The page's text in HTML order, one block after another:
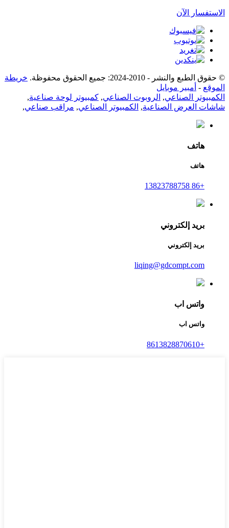
الاستفسار الآن
© حقوق الطبع والنشر - 2010-2024: جميع الحقوق محفوظة.
خريطة
الموقع - أمبير موبايل
الكمبيوتر الصناعي, الروبوت الصناعي, كمبيوتر لوحة صناعية,
شاشات العرض الصناعية, الكمبيوتر الصناعي, مراقب صناعي,
هاتف
هاتف
+86 13823788758
بريد إلكتروني
بريد إلكتروني
liqing@gdcompt.com
واتس اب
واتس اب
+8613828870610